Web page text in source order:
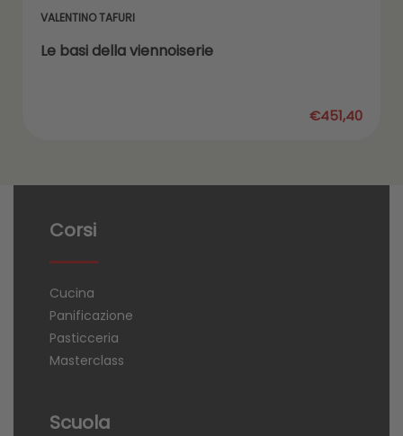
VALENTINO TAFURI
Le basi della viennoiserie
€451,40
Corsi
Cucina
Panificazione
Pasticceria
Masterclass
Scuola